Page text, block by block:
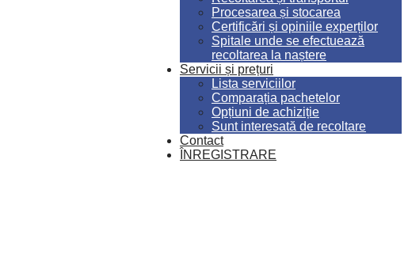
Procesarea și stocarea
Certificări și opiniile experților
Spitale unde se efectuează
recoltarea la naștere
Servicii și prețuri
Lista serviciilor
Comparația pachetelor
Opțiuni de achiziție
Sunt interesată de recoltare
Contact
ÎNREGISTRARE